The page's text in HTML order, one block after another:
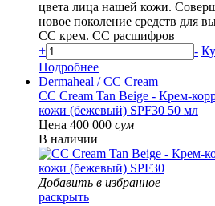
цвета лица нашей кожи.
новое поколение средств для
СС крем. СС расшифров
+
-
Подробнее
Dermaheal / CC Cream
СС Cream Tan Beige - Крем-
кожи (бежевый) SPF30 50 мл
Цена 400 000 сум
В наличии
Добавить в избранное
раскрыть